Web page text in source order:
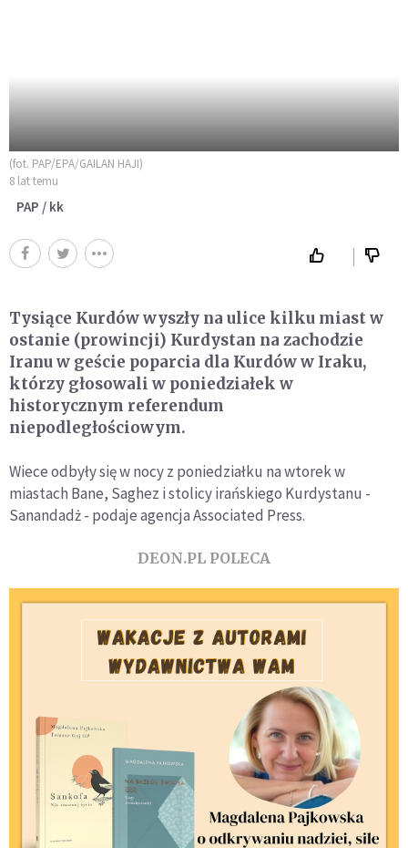
(fot. PAP/EPA/GAILAN HAJI)
8 lat temu
PAP / kk
Tysiące Kurdów wyszły na ulice kilku miast w
ostanie (prowincji) Kurdystan na zachodzie
Iranu w geście poparcia dla Kurdów w Iraku,
którzy głosowali w poniedziałek w
historycznym referendum
niepodległościowym.
Wiece odbyły się w nocy z poniedziałku na wtorek w
miastach Bane, Saghez i stolicy irańskiego Kurdystanu -
Sanandadż - podaje agencja Associated Press.
DEON.PL POLECA